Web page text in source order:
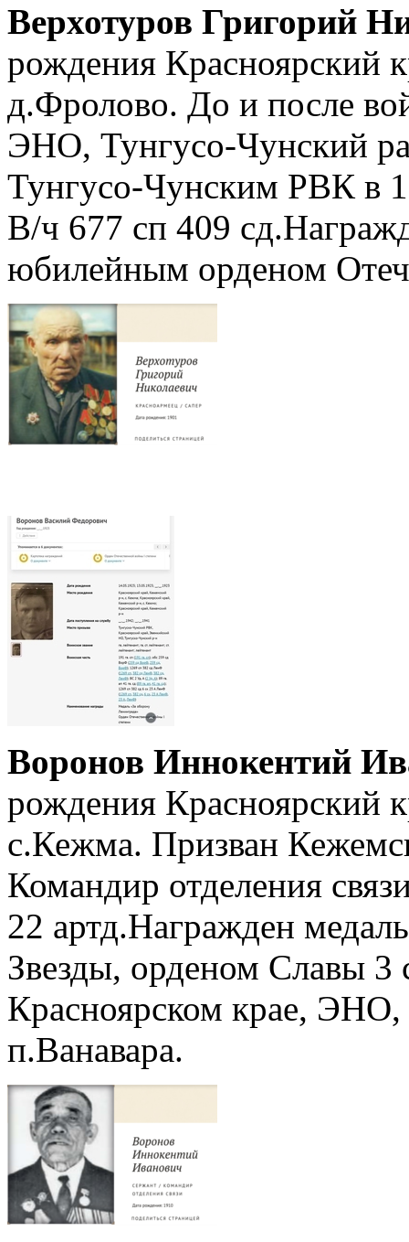
Верхотуров Григорий
рождения Красноярский
д.Фролово. До и после
ЭНО, Тунгусо-Чунский
Тунгусо-Чунским РВК в
В/ч 677 сп 409
юбилейным орденом
Воронов Иннокентий
рождения Красноярский
с.Кежма. Призван
Командир отделения
22 артд.Награжден
Звезды, орденом Славы
Красноярском крае,
п.Ванавара.